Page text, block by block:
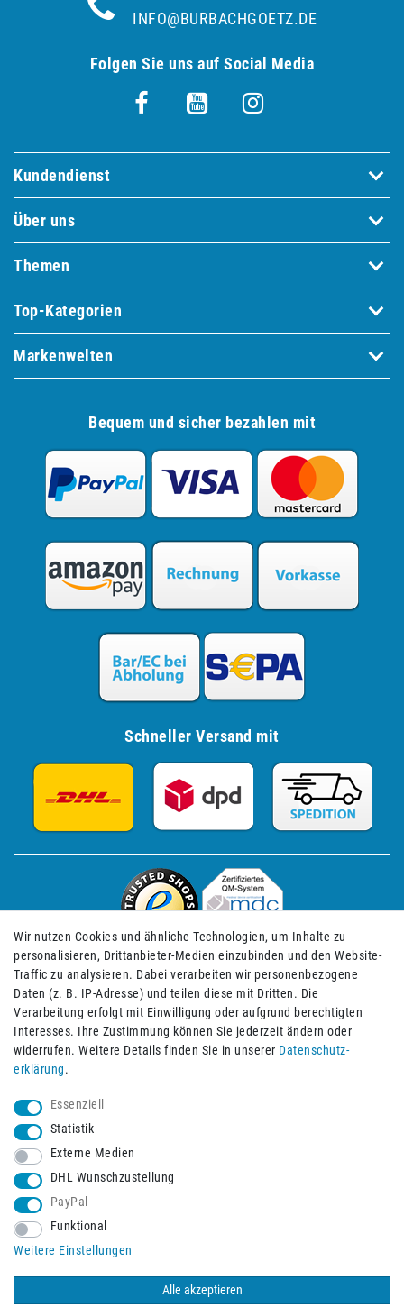
INFO@BURBACHGOETZ.DE
Folgen Sie uns auf Social Media
Kundendienst
Über uns
Themen
Top-Kategorien
Markenwelten
Bequem und sicher bezahlen mit
Schneller Versand mit
Impressum Daten­schutz­erklärung AGB
© 2026 Burbach+Goetz Deutsche Sanitätshaus GmbH
Wir nutzen Cookies und ähnliche Technologien, um Inhalte zu
personalisieren, Drittanbieter-Medien einzubinden und den Website-
Traffic zu analysieren. Dabei verarbeiten wir personenbezogene
Daten (z. B. IP-Adresse) und teilen diese mit Dritten. Die
Verarbeitung erfolgt mit Einwilligung oder aufgrund berechtigten
Interesses. Ihre Zustimmung können Sie jederzeit ändern oder
widerrufen. Weitere Details finden Sie in unserer Daten­schutz­
erklärung.
Essenziell
Statistik
Externe Medien
DHL Wunschzustellung
PayPal
Funktional
Weitere Einstellungen
Alle akzeptieren